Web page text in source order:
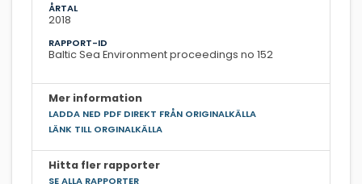
ÅRTAL
2018
RAPPORT-ID
Baltic Sea Environment proceedings no 152
Mer information
LADDA NED PDF DIREKT FRÅN ORIGINALKÄLLA
LÄNK TILL ORGINALKÄLLA
Hitta fler rapporter
SE ALLA RAPPORTER